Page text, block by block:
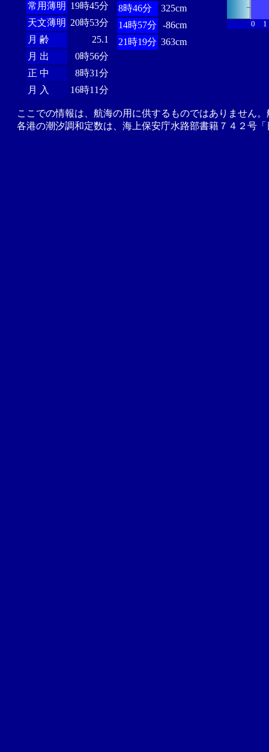
常用薄明 19時45分
天文薄明 20時53分
月 齢
25.1
月 出
0時56分
正 中
8時31分
月 入
16時11分
8時46分
325cm
14時57分
-86cm
21時19分 363cm
0 1
ここでの情報は、航海の用に供するものではありません
各港の潮汐調和定数は、海上保安庁水路部書籍７４２号